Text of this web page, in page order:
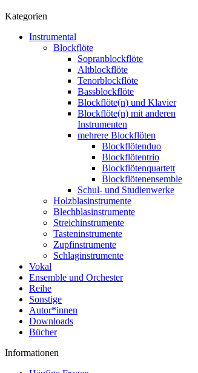
Kategorien
Instrumental
Blockflöte
Sopranblockflöte
Altblockflöte
Tenorblockflöte
Bassblockflöte
Blockflöte(n) und Klavier
Blockflöte(n) mit anderen
Instrumenten
mehrere Blockflöten
Blockflötenduo
Blockflötentrio
Blockflötenquartett
Blockflötenensemble
Schul- und Studienwerke
Holzblasinstrumente
Blechblasinstrumente
Streichinstrumente
Tasteninstrumente
Zupfinstrumente
Schlaginstrumente
Vokal
Ensemble und Orchester
Reihe
Sonstige
Autor*innen
Downloads
Bücher
Informationen